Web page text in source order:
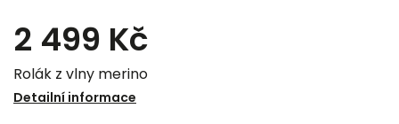
2 499 Kč
Rolák z vlny merino
Detailní informace